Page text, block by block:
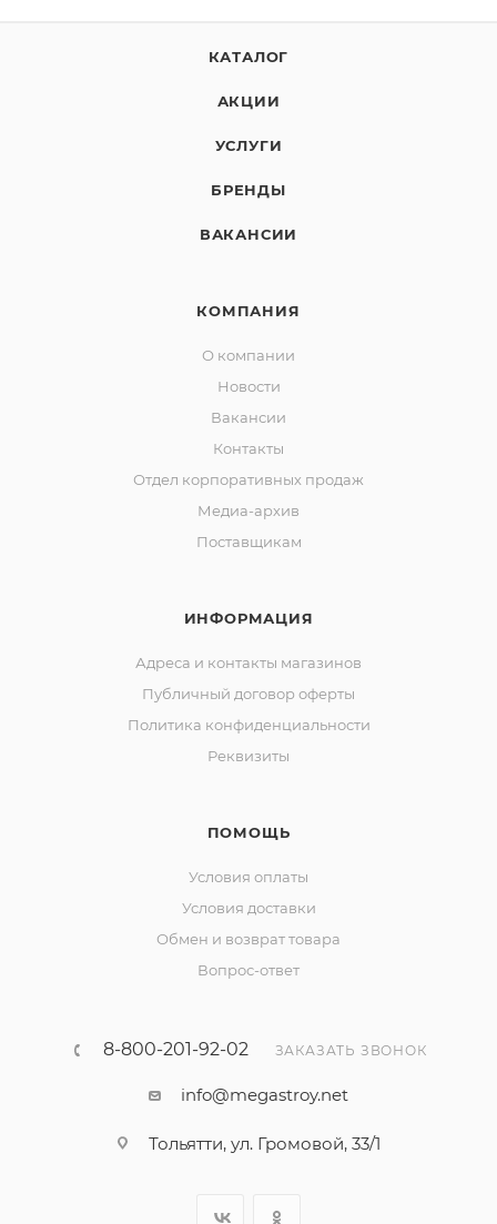
КАТАЛОГ
АКЦИИ
УСЛУГИ
БРЕНДЫ
ВАКАНСИИ
КОМПАНИЯ
О компании
Новости
Вакансии
Контакты
Отдел корпоративных продаж
Медиа-архив
Поставщикам
ИНФОРМАЦИЯ
Адреса и контакты магазинов
Публичный договор оферты
Политика конфиденциальности
Реквизиты
ПОМОЩЬ
Условия оплаты
Условия доставки
Обмен и возврат товара
Вопрос-ответ
8-800-201-92-02 ЗАКАЗАТЬ ЗВОНОК
info@megastroy.net
Тольятти, ул. Громовой, 33/1